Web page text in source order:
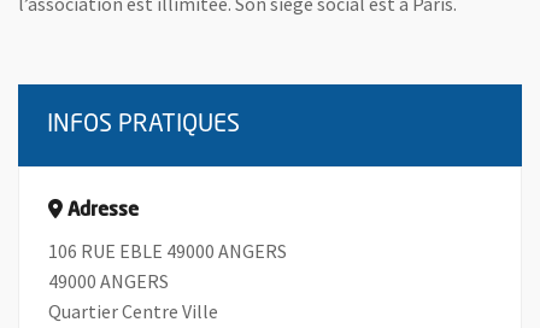
INFOS PRATIQUES
Adresse
106 RUE EBLE 49000 ANGERS
49000 ANGERS
Quartier Centre Ville